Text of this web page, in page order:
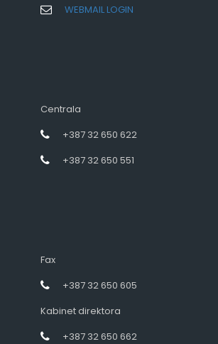
WEBMAIL LOGIN
Centrala
+387 32 650 622
+387 32 650 551
Fax
+387 32 650 605
Kabinet direktora
+387 32 650 662